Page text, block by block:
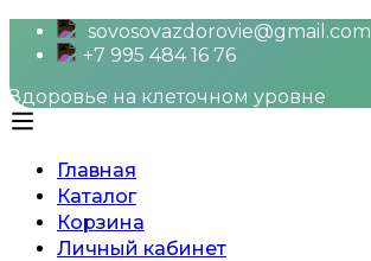
sovosovazdorovie@gmail.com
+7 995 484 16 76
Здоровье на клеточном уровне
Главная
Каталог
Корзина
Личный кабинет